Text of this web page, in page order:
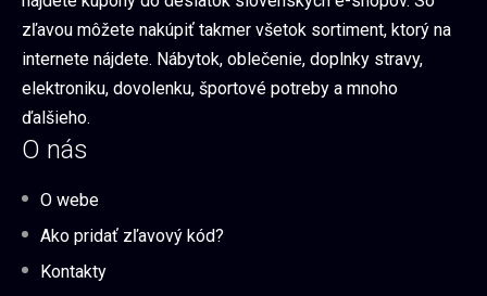
zľavou môžete nakúpiť takmer všetok sortiment, ktorý na
internete nájdete. Nábytok, oblečenie, doplnky stravy,
elektroniku, dovolenku, športové potreby a mnoho
ďalšieho.
O nás
O webe
Ako pridať zľavový kód?
Kontakty